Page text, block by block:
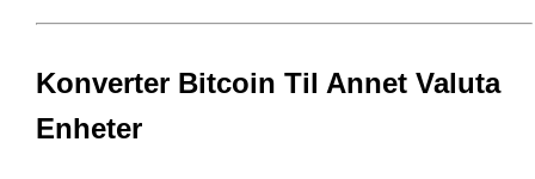
Konverter Bitcoin Til Annet Valuta
Enheter